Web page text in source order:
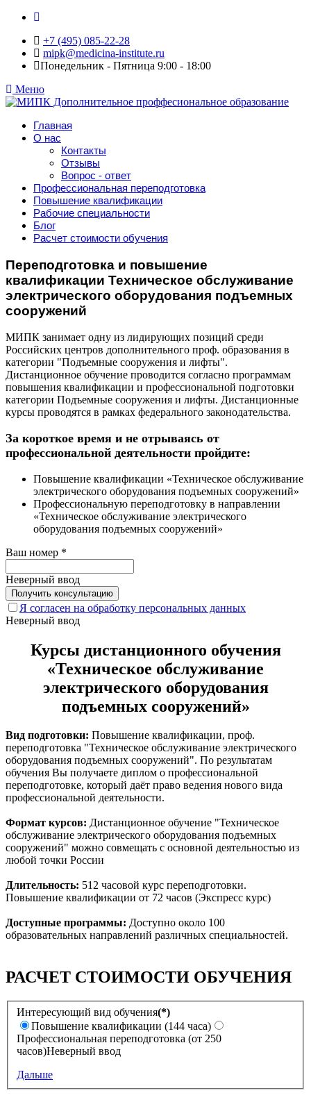
+7 (495) 085-22-28
mipk@medicina-institute.ru
Понедельник - Пятница 9:00 - 18:00
Меню
Главная
О нас
Контакты
Отзывы
Вопрос - ответ
Профессиональная переподготовка
Повышение квалификации
Рабочие специальности
Блог
Расчет стоимости обучения
Переподготовка и повышение
квалификации Техническое обслуживание
электрического оборудования подъемных
сооружений
МИПК занимает одну из лидирующих позиций среди
Российских центров дополнительного проф. образования в
категории "Подъемные сооружения и лифты".
Дистанционное обучение проводится согласно программам
повышения квалификации и профессиональной подготовки
категории Подъемные сооружения и лифты. Дистанционные
курсы проводятся в рамках федерального законодательства.
За короткое время и не отрываясь от
профессиональной деятельности пройдите:
Повышение квалификации «Техническое обслуживание
электрического оборудования подъемных сооружений»
Профессиональную переподготовку в направлении
«Техническое обслуживание электрического
оборудования подъемных сооружений»
Ваш номер *
Неверный ввод
Я согласен на обработку персональных данных
Неверный ввод
Курсы дистанционного обучения
«Техническое обслуживание
электрического оборудования
подъемных сооружений»
Вид подготовки: Повышение квалификации, проф.
переподготовка "Техническое обслуживание электрического
оборудования подъемных сооружений". По результатам
обучения Вы получаете диплом о профессиональной
переподготовке, который даёт право ведения нового вида
профессиональной деятельности.
Формат курсов: Дистанционное обучение "Техническое
обслуживание электрического оборудования подъемных
сооружений" можно совмещать с основной деятельностью из
любой точки России
Длительность: 512 часовой курс переподготовки.
Повышение квалификации от 72 часов (Экспресс курс)
Доступные программы: Доступно около 100
образовательных направлений различных специальностей.
РАСЧЕТ СТОИМОСТИ ОБУЧЕНИЯ
Интересующий вид обучения(*)
Повышение квалификации (144 часа)
Профессиональная переподготовка (от 250
часов)Неверный ввод
Дальше